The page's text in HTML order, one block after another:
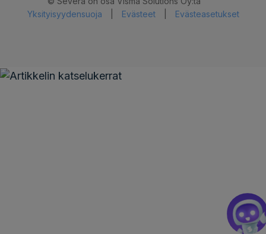
Yksityisyydensuoja
Evästeet Evästeasetukset